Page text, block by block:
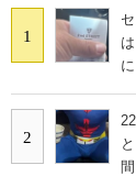
1
2